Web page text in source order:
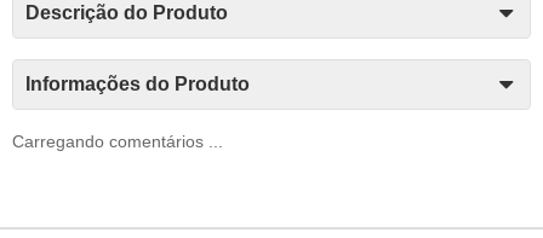
Descrição do Produto
Informações do Produto
Carregando comentários ...